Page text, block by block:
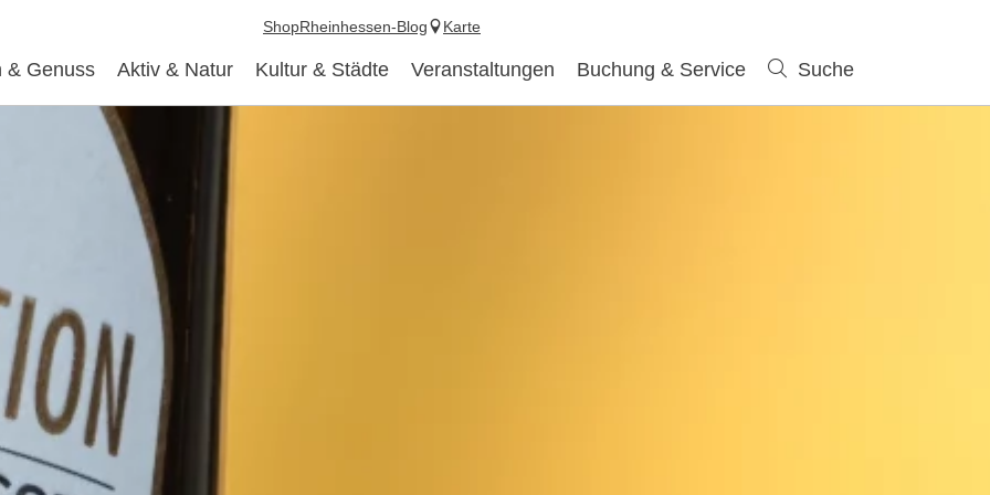
& Genuss Aktiv & Natur Kultur & Städte Veranstaltungen Buchung & Service Suche
ShopRheinhessen-Blog Karte